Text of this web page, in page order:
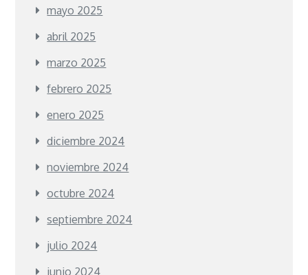
mayo 2025
abril 2025
marzo 2025
febrero 2025
enero 2025
diciembre 2024
noviembre 2024
octubre 2024
septiembre 2024
julio 2024
junio 2024